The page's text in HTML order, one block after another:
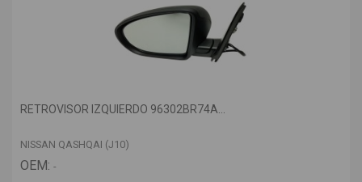
RETROVISOR IZQUIERDO 96302BR74A...
NISSAN QASHQAI (J10)
OEM: -